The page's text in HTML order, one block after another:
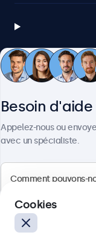
Besoin d'aide
Appelez-nous ou
avec un spécialiste.
Cookies